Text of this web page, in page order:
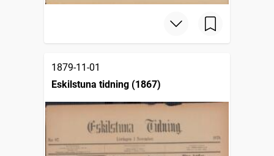
1879-11-01
Eskilstuna tidning (1867)